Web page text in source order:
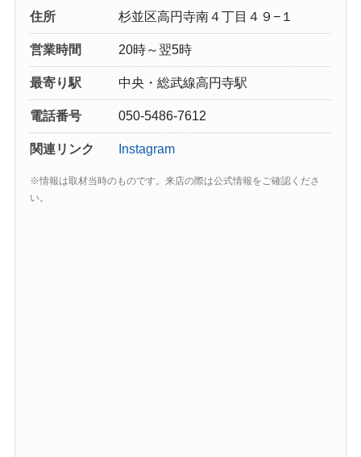
住所 杉並区高円寺南４丁目４９−１
営業時間 20時～翌5時
最寄り駅 中央・総武線高円寺駅
電話番号 050-5486-7612
関連リンク Instagram
※情報は取材当時のものです。来店の際は公式情報をご確認くださ
い。